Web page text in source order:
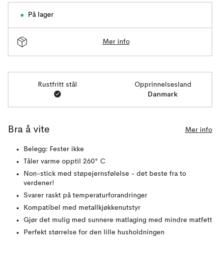
På lager
Mer info
Rustfritt stål Opprinnelsesland
Danmark
Bra å vite Mer info
Belegg: Fester ikke
Tåler varme opptil 260° C
Non-stick med støpejernsfølelse - det beste fra to
verdener!
Svarer raskt på temperaturforandringer
Kompatibel med metallkjøkkenutstyr
Gjør det mulig med sunnere matlaging med mindre matfett
Perfekt størrelse for den lille husholdningen